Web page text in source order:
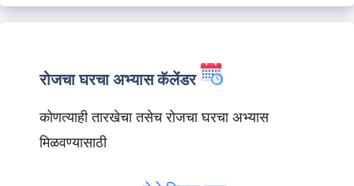
रोजचा घरचा अभ्यास कॅलेंडर
कोणत्याही तारखेचा तसेच रोजचा घरचा अभ्यास
मिळवण्यासाठी